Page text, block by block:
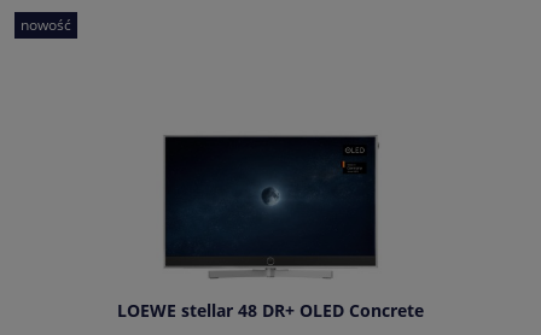
LOEWE stellar 48 DR+ OLED Concrete
nowość